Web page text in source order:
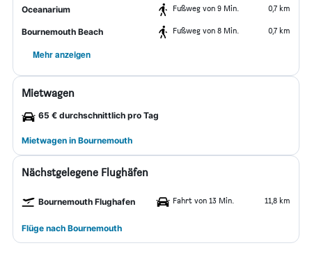
Oceanarium Fußweg von 9 Min. 0,7 km
Bournemouth Beach Fußweg von 8 Min. 0,7 km
Mehr anzeigen
Mietwagen
65 € durchschnittlich pro Tag
Mietwagen in Bournemouth
Nächstgelegene Flughäfen
Bournemouth Flughafen Fahrt von 13 Min. 11,8 km
Flüge nach Bournemouth